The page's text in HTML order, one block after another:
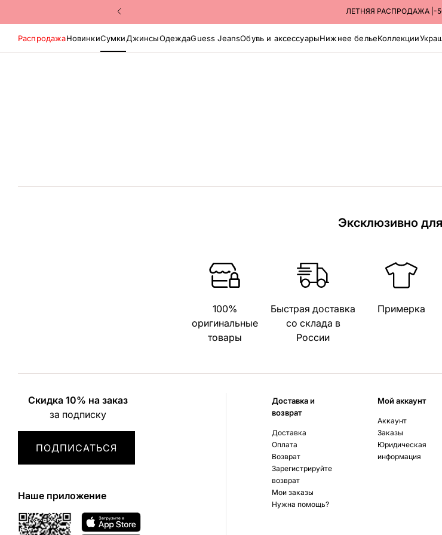
ЛЕТНЯЯ РАСПРОДАЖА |-
РаспродажаНовинкиСумкиДжинсыОдеждаGuess JeansОбувь и аксессуарыНижнее бельеКоллекции
Эксклюзивно
100%
оригинальные
товары
Быстрая доставка
со склада в
России
Примерка
Скидка 10% на заказ
за подписку
ПОДПИСАТЬСЯ
Наше приложение
Доставка и
возврат
Доставка
Оплата
Возврат
Зарегистрируйте
возврат
Мои заказы
Нужна помощь?
Мой аккаунт
Аккаунт
Заказы
Юридическая
информация